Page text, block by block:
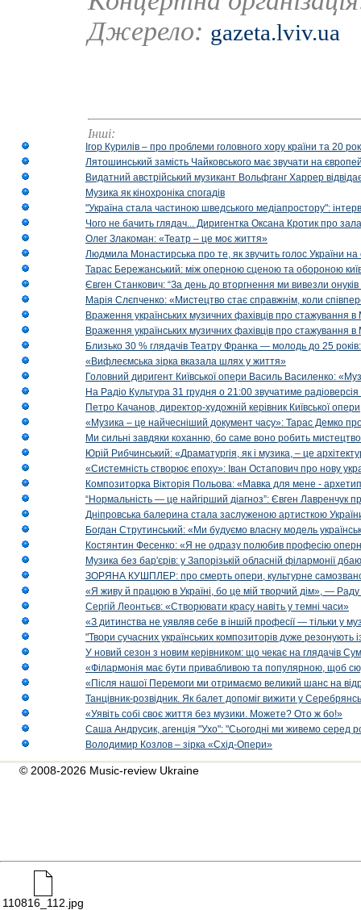
Джерело: gazeta.lviv.ua
Інші:
Ігор Курилів – про проблеми головного хору країни та 20
Лятошинський замість Чайковського має звучати на
Видатний австрійський музикант Вольфганг Харрер
Музика як кінохроніка спогадів
"Україна стала частиною шведського медіапростору":
Чого не бачить глядач... Диригентка Оксана Кротик про
Олег Злакоман: «Театр – це моє життя»
Людмила Монастирська про те, як звучить голос України на
Тарас Бережанський: між оперною сценою та обороною
Євген Станкович: “За день до вторгнення ми вивезли онуків
Марія Слєпченко: «Мистецтво стає справжнім, коли
Враження українських музичних фахівців про стажування
Враження українських музичних фахівців про стажування
Близько 30 % глядачів Театру Франка — молодь до 25
«Вифлеємська зірка вказала шлях у життя»
Головний диригент Київської опери Василь Василенко:
На Радіо Культура 31 грудня о 21:00 звучатиме
Петро Качанов, директор-художній керівник Київської опери
«Музика – це найчесніший документ часу»: Тарас Демко
Ми сильні завдяки коханню, бо саме воно робить
Юрій Рибчинський: «Драматургія, як і музика, – це
«Системність створює епоху»: Іван Остапович про нову
Композиторка Вікторія Польова: «Мавка для мене -
“Нормальність — це найгірший діагноз”: Євген Лавренчук
Дніпровська балерина стала заслуженою артисткою
Богдан Струтинський: «Ми будуємо власну модель
Костянтин Фесенко: «Я не одразу полюбив професію
Музика без бар'єрів: у Запорізькій обласній філармонії
ЗОРЯНА КУШПЛЕР: про смерть опери, культурне
«Я живу й працюю в Україні, бо це мій творчий дім», — Раду
Сергій Леонтьєв: «Створювати красу навіть у темні часи»
«З дитинства не уявляв себе в іншій професії — тільки у
"Твори сучасних українських композиторів дуже резонують
У новий сезон з новим керівником: що чекає на глядачів
«Філармонія має бути привабливою та популярною, щоб
«Після нашої Перемоги ми отримаємо великий шанс на
Танцівник-розвідник. Як балет допоміг вижити у
«Уявіть собі своє життя без музики. Можете? Ото ж бо!»
Саша Андрусик, агенція "Ухо": "Сьогодні ми живемо серед
Володимир Козлов – зірка «Схід-Опери»
© 2008-2026 Music-review Ukraine
110816_112.jpg